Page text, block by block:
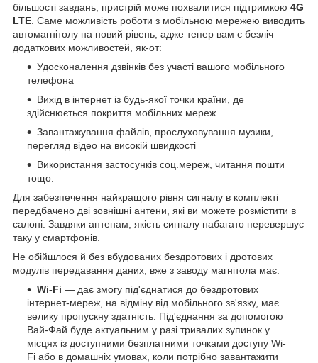
більшості завдань, пристрій може похвалитися підтримкою 4G
LTE . Саме можливість роботи з мобільною мережею виводить
автомагнітолу на новий рівень, адже тепер вам є безліч
додаткових можливостей, як-от:
Удосконалення дзвінків без участі вашого мобільного
телефона
Вихід в інтернет із будь-якої точки країни, де
здійснюється покриття мобільних мереж
Завантажування файлів, прослуховування музики,
перегляд відео на високій швидкості
Використання застосунків соц.мереж, читання пошти
тощо.
Для забезпечення найкращого рівня сигналу в комплекті
передбачено дві зовнішні антени, які ви можете розмістити в
салоні. Завдяки антенам, якість сигналу набагато перевершує
таку у смартфонів.
Не обійшлося й без вбудованих бездротових і дротових
модулів передавання даних, вже з заводу магнітола має:
Wi-Fi — дає змогу під'єднатися до бездротових
інтернет-мереж, на відміну від мобільного зв'язку, має
велику пропускну здатність. Під'єднання за допомогою
Вай-Фай буде актуальним у разі тривалих зупинок у
місцях із доступними безплатними точками доступу Wi-
Fi або в домашніх умовах, коли потрібно завантажити